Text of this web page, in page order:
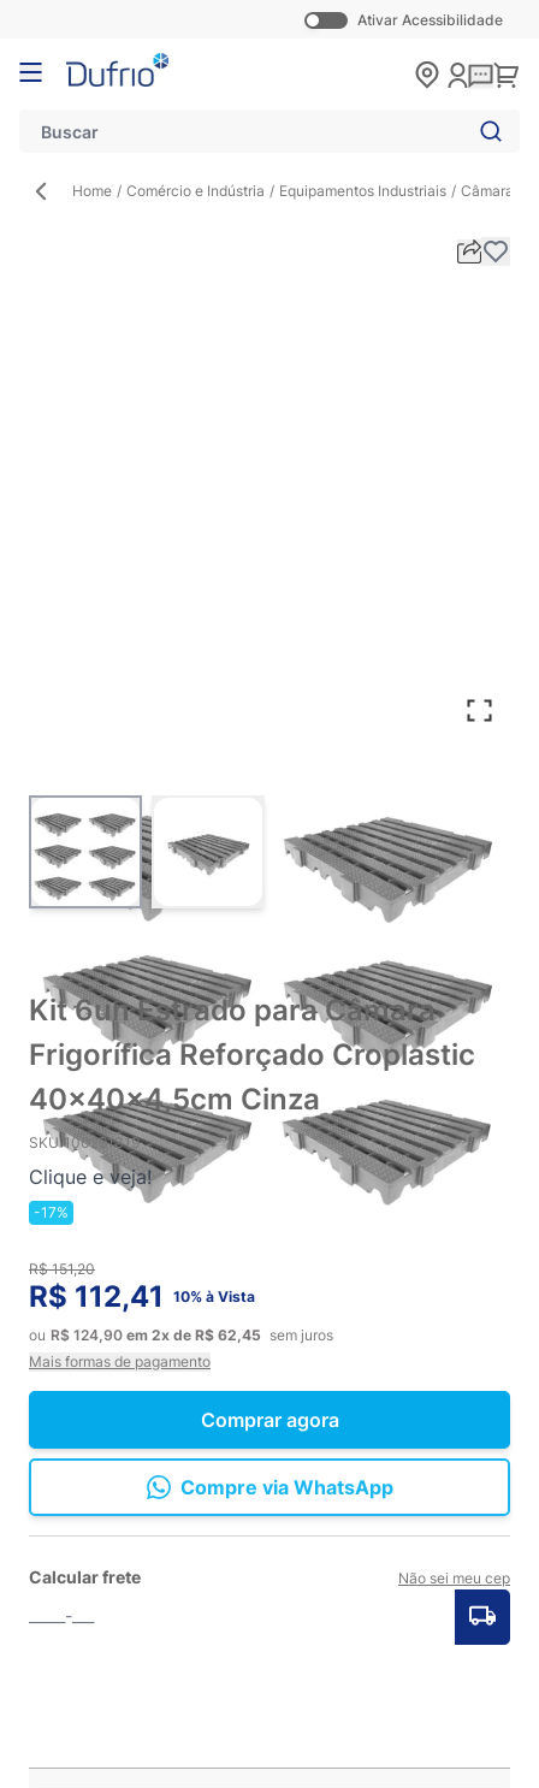
Ativar Acessibilidade
Pular para o conteúdo
Home / Comércio e Indústria / Equipamentos Industriais / Câmaras
View larger image
Kit 6un Estrado para Câmara
Frigorífica Reforçado Croplastic
40x40x4,5cm Cinza
SKU 100291319
Clique e veja!
-17%
Comprar agora
R$ 112,41 10% à Vista
ou R$ 124,90 em 2x de R$ 62,45 sem juros
Mais formas de pagamento
Compre via WhatsApp
R$ 151,20
Calcular frete Não sei meu cep